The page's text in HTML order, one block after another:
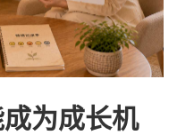
为成长机